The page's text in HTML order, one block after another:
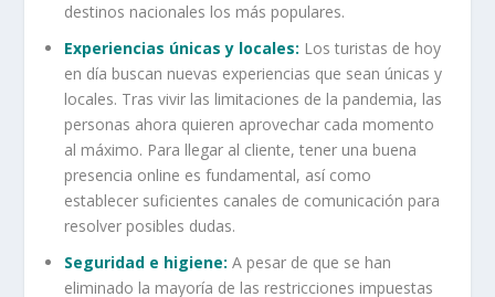
destinos nacionales los más populares.
Experiencias únicas y locales: Los turistas de hoy
en día buscan nuevas experiencias que sean únicas y
locales. Tras vivir las limitaciones de la pandemia, las
personas ahora quieren aprovechar cada momento
al máximo. Para llegar al cliente, tener una buena
presencia online es fundamental, así como
establecer suficientes canales de comunicación para
resolver posibles dudas.
Seguridad e higiene: A pesar de que se han
eliminado la mayoría de las restricciones impuestas